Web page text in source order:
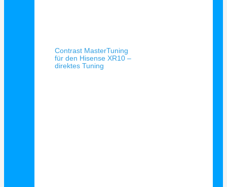
Contrast MasterTuning
für den Hisense XR10 –
direktes Tuning